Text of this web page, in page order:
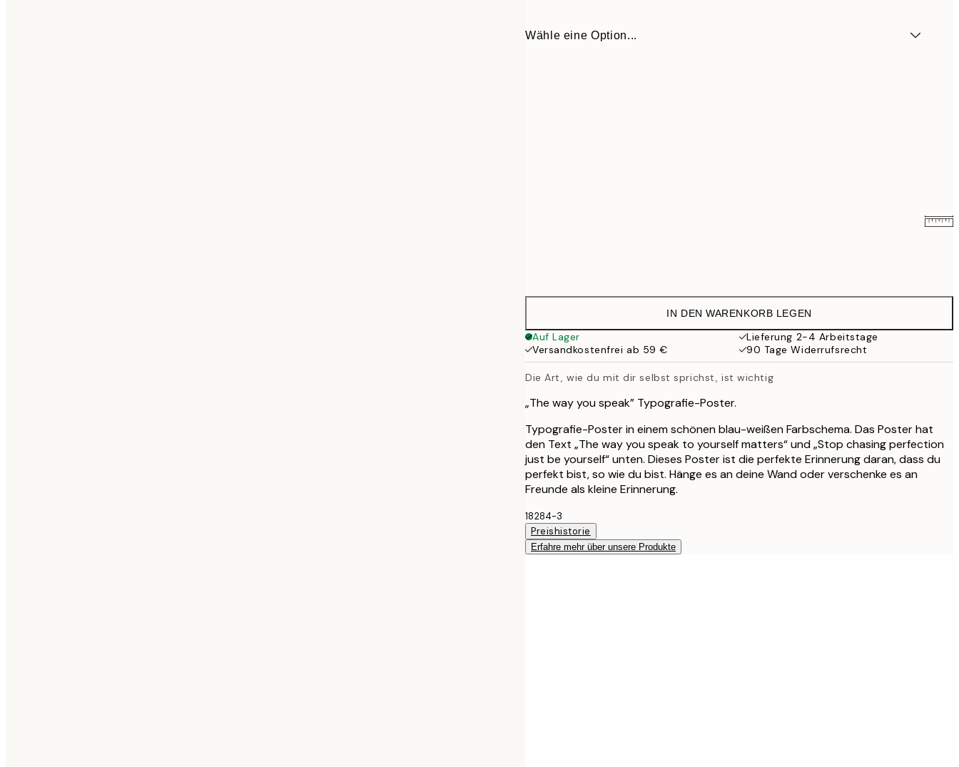
Wähle eine Option...
13 €
19,95 €
50x70 cm
32,45 €
IN DEN WARENKORB LEGEN
Auf Lager
Lieferung 2-4 Arbeitstage
Versandkostenfrei ab 59 €
90 Tage Widerrufsrecht
Die Art, wie du mit dir selbst sprichst, ist wichtig
„The way you speak” Typografie-Poster.
Typografie-Poster in einem schönen blau-weißen Farbschema. Das Poster hat
den Text „The way you speak to yourself matters“ und „Stop chasing perfection
just be yourself“ unten. Dieses Poster ist die perfekte Erinnerung daran, dass du
perfekt bist, so wie du bist. Hänge es an deine Wand oder verschenke es an
Freunde als kleine Erinnerung.
18284-3
Preishistorie
Erfahre mehr über unsere Produkte